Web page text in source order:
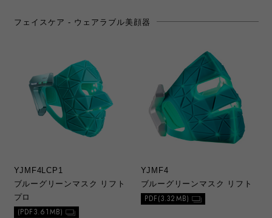
フェイスケア - ウェアラブル美顔器
YJMF4LCP1
ブルーグリーンマスク リフト
プロ
(PDF3.61MB)
YJMF4
ブルーグリーンマスク リフト
PDF(3.32MB)